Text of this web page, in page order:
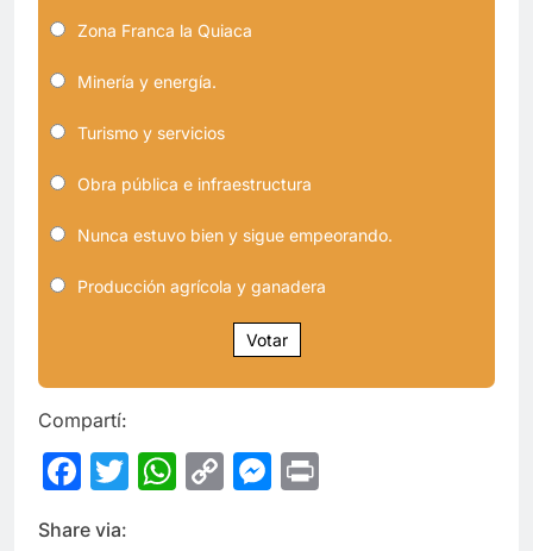
Zona Franca la Quiaca
Minería y energía.
Turismo y servicios
Obra pública e infraestructura
Nunca estuvo bien y sigue empeorando.
Producción agrícola y ganadera
Votar
Compartí:
Facebook
Twitter
WhatsApp
CopyMessenger
Share via: